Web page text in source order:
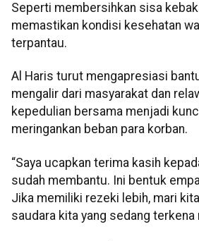
Seperti membersihkan sisa
memastikan kondisi kesehatan
terpantau.
Al Haris turut mengapresiasi
mengalir dari masyarakat dan
kepedulian bersama menjadi
meringankan beban para korban.
“Saya ucapkan terima kasih
sudah membantu. Ini bentuk
Jika memiliki rezeki lebih, mari
saudara kita yang sedang terkena